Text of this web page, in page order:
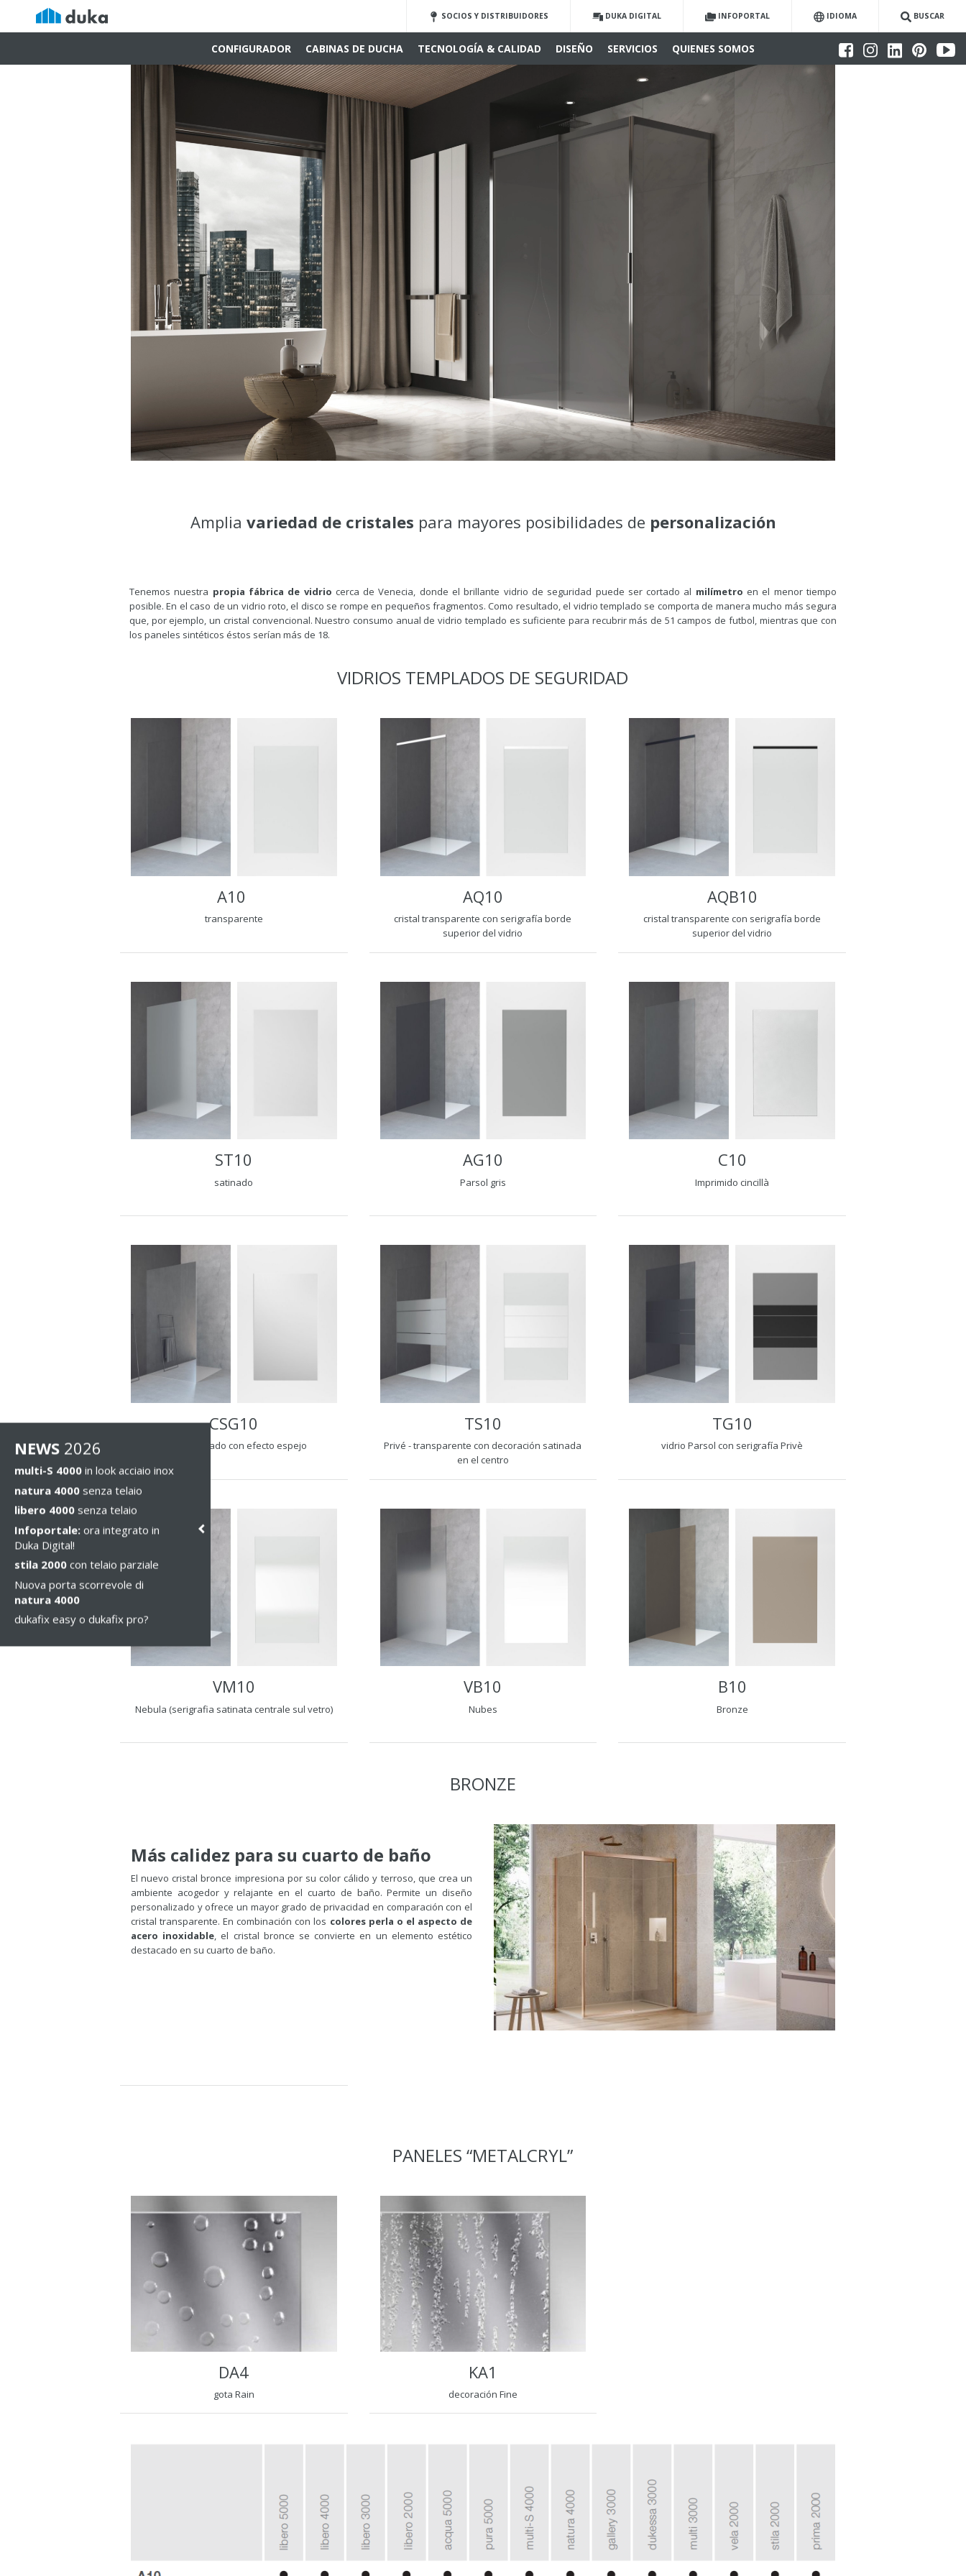
SOCIOS Y DISTRIBUIDORES DUKA DIGITAL INFOPORTAL IDIOMA BUSCAR
CONFIGURADOR CABINAS DE DUCHA TECNOLOGÍA & CALIDAD DISEÑO SERVICIOS QUIENES SOMOS
Amplia variedad de cristales para mayores posibilidades de personalización
Tenemos nuestra propia fábrica de vidrio cerca de Venecia, donde el brillante vidrio de seguridad puede ser cortado al milímetro en el menor tiempo
posible.En el caso de un vidrio roto, el disco se rompe en pequeños fragmentos. Como resultado, el vidrio templado se comporta de manera mucho más segura
que, por ejemplo, un cristal convencional. Nuestro consumo anual de vidrio templado es suficiente para recubrir más de 51 campos de futbol, mientras que con
los paneles sintéticos éstos serían más de 18.
VIDRIOS TEMPLADOS DE SEGURIDAD
A10
transparente
AQ10
cristal transparente con serigrafía borde
superior del vidrio
AQB10
cristal transparente con serigrafía borde
superior del vidrio
ST10
satinado
AG10
Parsol gris
C10
Imprimido cincillà
CSG10
vidrio cromado con efecto espejo
TS10
Privé - transparente con decoración satinada
en el centro
TG10
vidrio Parsol con serigrafía Privè
VM10
Nebula (serigrafia satinata centrale sul vetro)
VB10
Nubes
B10
Bronze
BRONZE
Más calidez para su cuarto de baño
El nuevo cristal bronce impresiona por su color cálido y terroso, que crea un
ambiente acogedor y relajante en el cuarto de baño. Permite un diseño
personalizado y ofrece un mayor grado de privacidad en comparación con el
cristal transparente. En combinación con los colores perla o el aspecto de
acero inoxidable, el cristal bronce se convierte en un elemento estético
destacado en su cuarto de baño.
PANELES “METALCRYL”
DA4
gota Rain
KA1
decoración Fine
NEWS 2026
multi-S 4000 in look acciaio inox
natura 4000 senza telaio
libero 4000 senza telaio
Infoportale: ora integrato in
Duka Digital!
stila 2000 con telaio parziale
Nuova porta scorrevole di
natura 4000
dukafix easy o dukafix pro?